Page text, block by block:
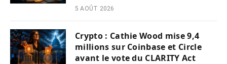
5 AOÛT 2026
Crypto : Cathie Wood mise 9,4
millions sur Coinbase et Circle
avant le vote du CLARITY Act